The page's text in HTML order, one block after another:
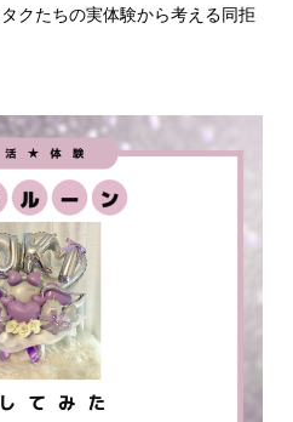
クたちの実体験から考える同拒